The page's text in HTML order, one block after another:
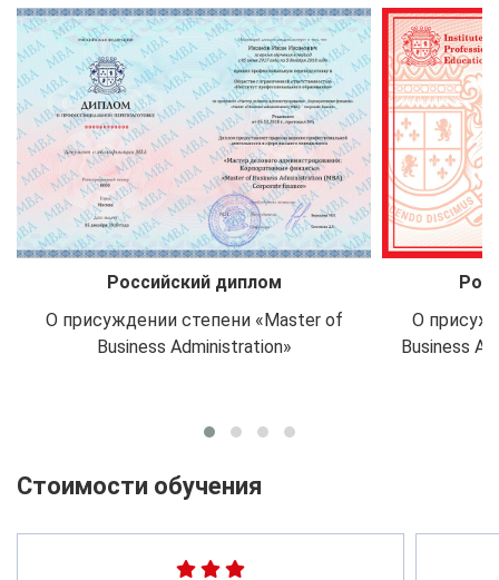
Российский диплом
О присуждении степени «Master of
Business Administration»
О
Business
Стоимости обучения